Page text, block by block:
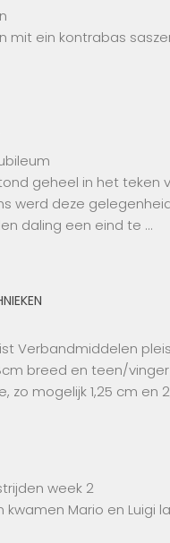
mit ein kontrabas
geheel in het teken
werd deze
daling een eind te …
Verbandmiddelen
breed en teen/
zo mogelijk 1,25 cm en
week 2
kwamen Mario en Luigi